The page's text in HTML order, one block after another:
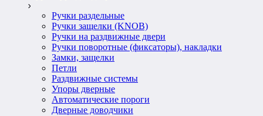
Ручки раздельные
Ручки защелки (KNOB)
Ручки на раздвижные двери
Ручки поворотные (фиксаторы), накладки
Замки, защелки
Петли
Раздвижные системы
Упоры дверные
Автоматические пороги
Дверные доводчики